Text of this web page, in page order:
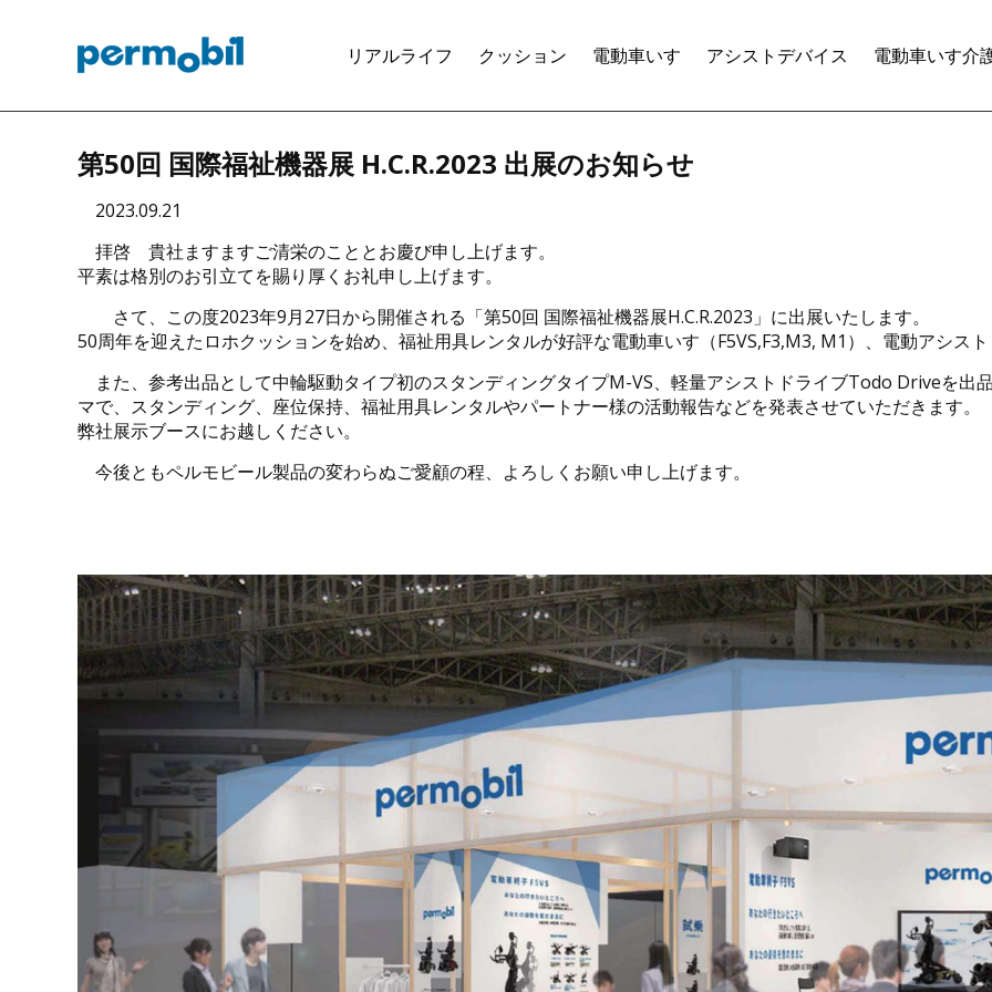
ペルモビール株式会社
リアルライフ クッション 電動車いす アシストデバイス 電動車いす介
第50回 国際福祉機器展 H.C.R.2023 出展のお知らせ
2023.09.21
拝啓 貴社ますますご清栄のこととお慶び申し上げます。
平素は格別のお引立てを賜り厚くお礼申し上げます。
さて、この度2023年9月27日から開催される「第50回 国際福祉機器展H.C.R.2023」に出展いたします。
50周年を迎えたロホクッションを始め、福祉用具レンタルが好評な電動車いす（F5VS,F3,M3, M1）、電動アシス
また、参考出品として中輪駆動タイプ初のスタンディングタイプM-VS、軽量アシストドライブTodo Driveを出
マで、スタンディング、座位保持、福祉用具レンタルやパートナー様の活動報告などを発表させていただきます。
弊社展示ブースにお越しください。
今後ともペルモビール製品の変わらぬご愛顧の程、よろしくお願い申し上げます。